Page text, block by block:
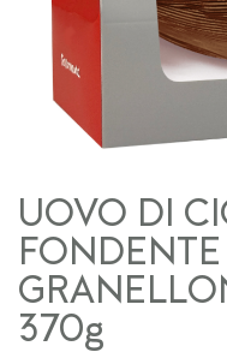
UOVO DI
370g